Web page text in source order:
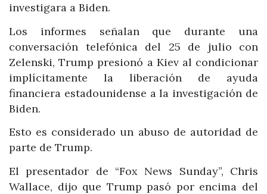
investigara a Biden.
Los informes señalan que durante una
conversación telefónica del 25 de julio con
Zelenski, Trump presionó a Kiev al condicionar
implícitamente la liberación de ayuda
financiera estadounidense a la investigación de
Biden.
Esto es considerado un abuso de autoridad de
parte de Trump.
El presentador de “Fox News Sunday”, Chris
Wallace, dijo que Trump pasó por encima del